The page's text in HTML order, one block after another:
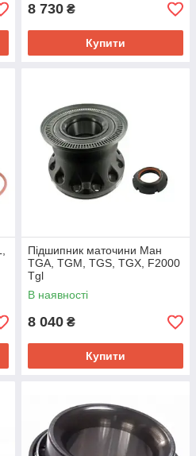
8 730 ₴
Купити
Підшипник маточини Ман
TGA, TGM, TGS, TGX, F2000
Tgl
В наявності
8 040 ₴
Купити